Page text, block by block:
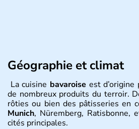
Géographie et climat
La cuisine bavaroise est
de nombreux produits du terroir.
rôties ou bien des pâtisseries en
Munich, Nüremberg, Ratisbonne,
cités principales.